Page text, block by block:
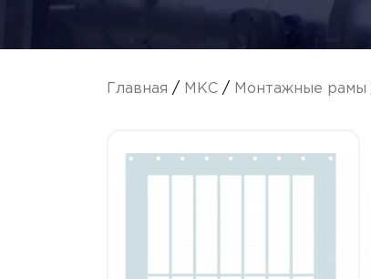
Главная / МКС / Монтажные рамы